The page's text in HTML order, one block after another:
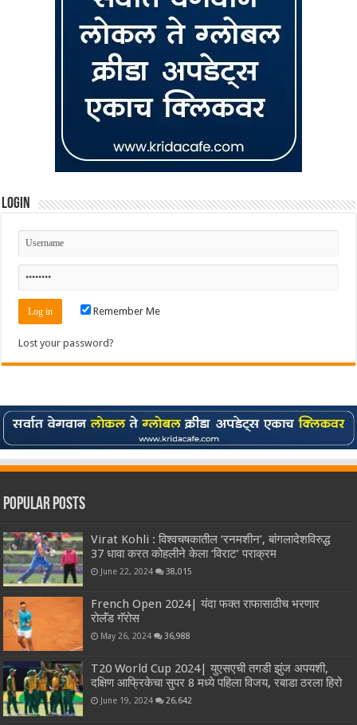
Login
Remember Me
Lost your password?
Popular Posts
Virat Kohli : विश्वचषकातील ‘रनमशीन’, बांगलादेशविरुद्ध
37 धावा करत कोहलीने केला ‘विराट’ पराक्रम
June 22, 2024 38,015
French Open 2024| यंदा फक्त राफासाठीच भरणार
रोलॅंड गॅरोस
May 26, 2024 36,988
T20 World Cup 2024| युएसएची तगडी झुंज अपयशी,
दक्षिण आफ्रिकेचा सुपर 8 मध्ये पहिला विजय, रबाडा ठरला हिरो
June 19, 2024 26,642